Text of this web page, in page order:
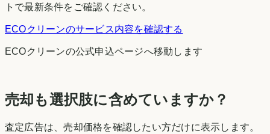
トで最新条件をご確認ください。
ECOクリーンのサービス内容を確認する
ECOクリーンの公式申込ページへ移動します
売却も選択肢に含めていますか？
査定広告は、売却価格を確認したい方だけに表示します。